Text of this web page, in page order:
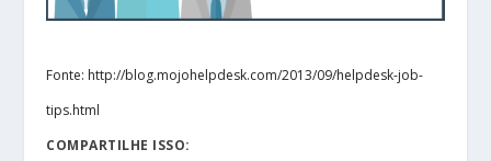
Fonte: http://blog.mojohelpdesk.com/2013/09/helpdesk-job-
tips.html
COMPARTILHE ISSO: